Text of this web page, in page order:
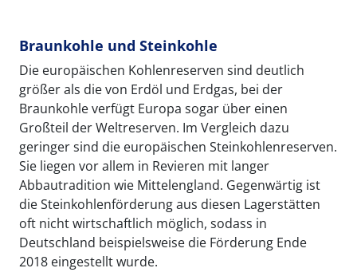
Braunkohle und Steinkohle
Die europäischen Kohlenreserven sind deutlich
größer als die von Erdöl und Erdgas, bei der
Braunkohle verfügt Europa sogar über einen
Großteil der Weltreserven. Im Vergleich dazu
geringer sind die europäischen Steinkohlenreserven.
Sie liegen vor allem in Revieren mit langer
Abbautradition wie Mittelengland. Gegenwärtig ist
die Steinkohlenförderung aus diesen Lagerstätten
oft nicht wirtschaftlich möglich, sodass in
Deutschland beispielsweise die Förderung Ende
2018 eingestellt wurde.